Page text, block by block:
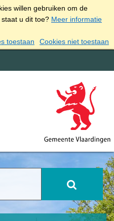
willen gebruiken om de
u dit toe? Meer informatie
toestaan
Cookies niet toestaan